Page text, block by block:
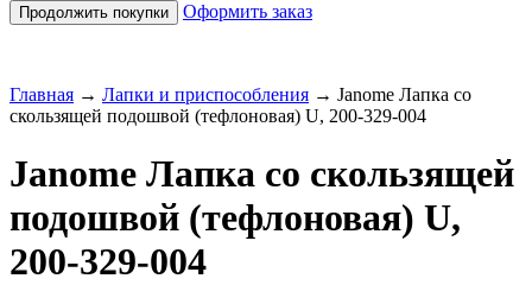
Оформить заказ
Главная → Лапки и приспособления → Janome Лапка со
скользящей подошвой (тефлоновая) U, 200-329-004
Janome Лапка со скользящей
подошвой (тефлоновая) U,
200-329-004